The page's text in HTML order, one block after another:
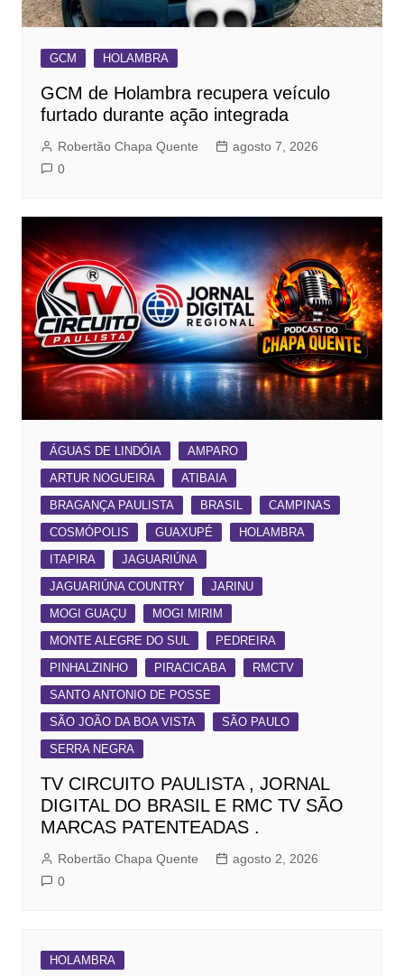
GCM HOLAMBRA
GCM de Holambra recupera veículo
furtado durante ação integrada
Robertão Chapa Quente
agosto 7, 2026
0
ÁGUAS DE LINDÓIA
AMPARO
ARTUR NOGUEIRA
ATIBAIA
BRAGANÇA PAULISTA
BRASIL
CAMPINAS
COSMÓPOLIS
GUAXUPÉ
HOLAMBRA
ITAPIRA
JAGUARIÚNA
JAGUARIÚNA COUNTRY
JARINU
MOGI GUAÇU
MOGI MIRIM
MONTE ALEGRE DO SUL
PEDREIRA
PINHALZINHO
PIRACICABA
RMCTV
SANTO ANTONIO DE POSSE
SÃO JOÃO DA BOA VISTA
SÃO PAULO
SERRA NEGRA
TV CIRCUITO PAULISTA , JORNAL
DIGITAL DO BRASIL E RMC TV SÃO
MARCAS PATENTEADAS .
Robertão Chapa Quente
agosto 2, 2026
0
HOLAMBRA